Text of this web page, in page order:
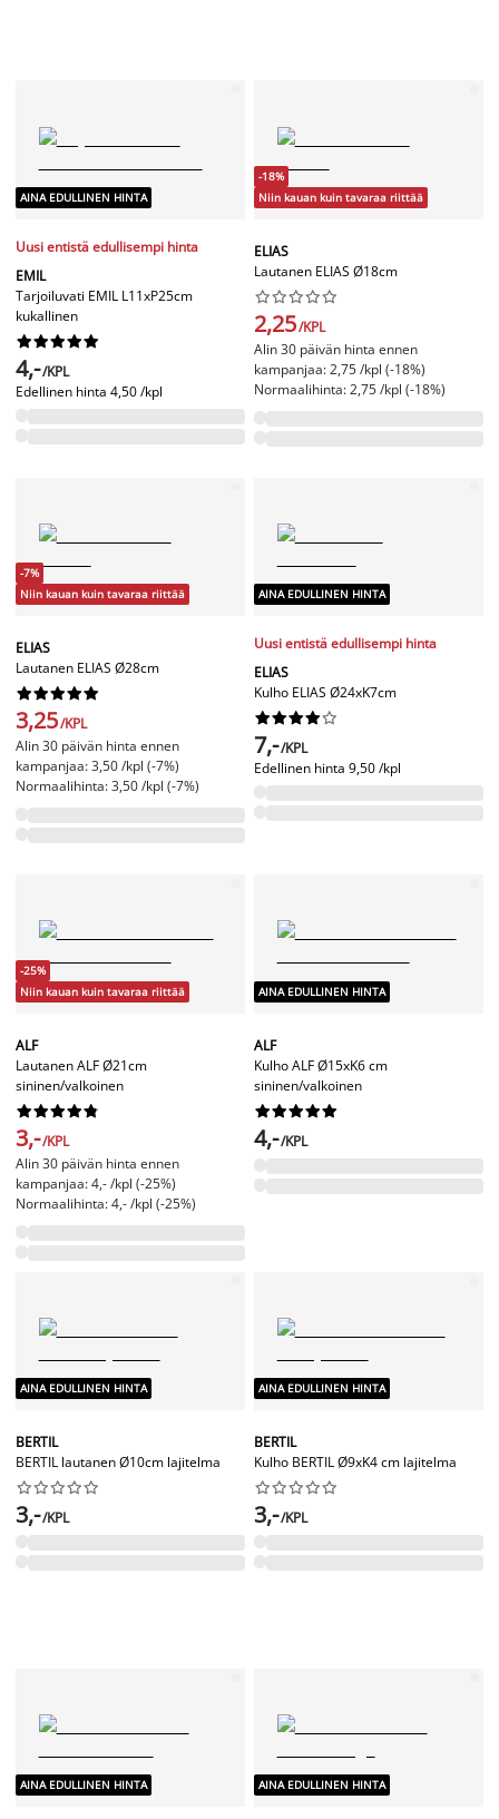
AINA EDULLINEN HINTA
Uusi entistä edullisempi hinta
EMIL
Tarjoiluvati EMIL L11xP25cm
kukallinen






4,-/KPL
Edellinen hinta 4,50 /kpl
-18%
Niin kauan kuin tavaraa riittää
ELIAS
Lautanen ELIAS Ø18cm






2,25/KPL
Alin 30 päivän hinta ennen
kampanjaa: 2,75 /kpl (-18%)
Normaalihinta: 2,75 /kpl (-18%)
-7%
Niin kauan kuin tavaraa riittää
ELIAS
Lautanen ELIAS Ø28cm






3,25/KPL
Alin 30 päivän hinta ennen
kampanjaa: 3,50 /kpl (-7%)
Normaalihinta: 3,50 /kpl (-7%)
AINA EDULLINEN HINTA
Uusi entistä edullisempi hinta
ELIAS
Kulho ELIAS Ø24xK7cm






7,-/KPL
Edellinen hinta 9,50 /kpl
-25%
Niin kauan kuin tavaraa riittää
ALF
Lautanen ALF Ø21cm
sininen/valkoinen






3,-/KPL
Alin 30 päivän hinta ennen
kampanjaa: 4,- /kpl (-25%)
Normaalihinta: 4,- /kpl (-25%)
AINA EDULLINEN HINTA
ALF
Kulho ALF Ø15xK6 cm
sininen/valkoinen






4,-/KPL
AINA EDULLINEN HINTA
BERTIL
BERTIL lautanen Ø10cm lajitelma






3,-/KPL
AINA EDULLINEN HINTA
BERTIL
Kulho BERTIL Ø9xK4 cm lajitelma






3,-/KPL
AINA EDULLINEN HINTA AINA EDULLINEN HINTA